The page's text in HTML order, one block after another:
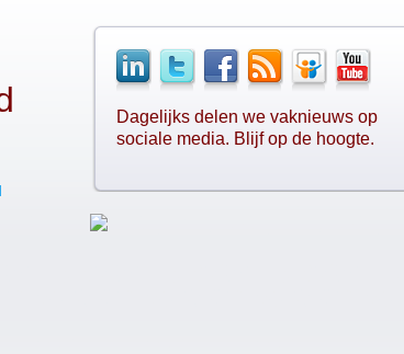
Dagelijks delen we vaknieuws op
sociale media. Blijf op de hoogte.